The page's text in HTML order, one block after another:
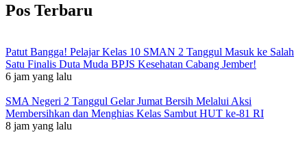
Pos Terbaru
Patut Bangga! Pelajar Kelas 10 SMAN 2 Tanggul Masuk ke Salah
Satu Finalis Duta Muda BPJS Kesehatan Cabang Jember!
6 jam yang lalu
SMA Negeri 2 Tanggul Gelar Jumat Bersih Melalui Aksi
Membersihkan dan Menghias Kelas Sambut HUT ke-81 RI
8 jam yang lalu